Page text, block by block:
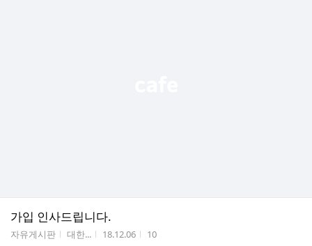
가입 인사드립니다.
게시판명
자유게시판 작성자
대한... 작성시간
18.12.06 조회수
10